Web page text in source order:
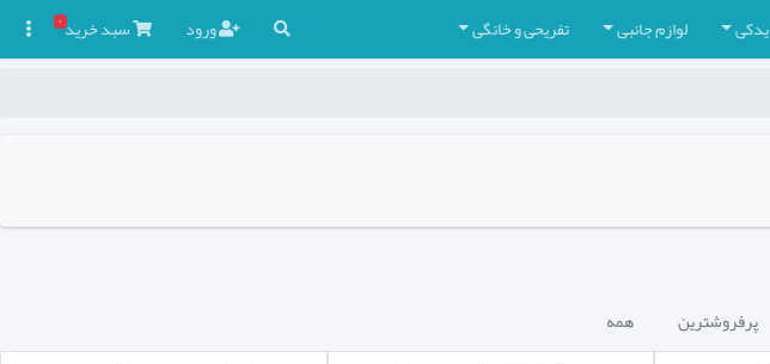
یدکی لوازم جانبی تفریحی و خانگی ورود سبدخرید۰
پرفروشترین همه